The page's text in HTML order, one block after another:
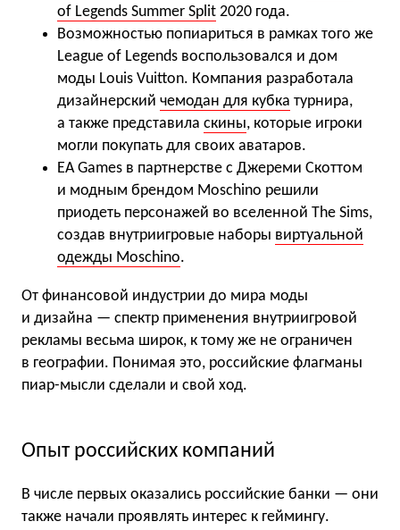
of Legends Summer Split 2020 года.
Возможностью попиариться в рамках того же
League of Legends воспользовался и дом
моды Louis Vuitton. Компания разработала
дизайнерский чемодан для кубка турнира,
а также представила скины, которые игроки
могли покупать для своих аватаров.
EA Games в партнерстве с Джереми Скоттом
и модным брендом Moschino решили
приодеть персонажей во вселенной The Sims,
создав внутриигровые наборы виртуальной
одежды Moschino.
От финансовой индустрии до мира моды
и дизайна — спектр применения внутриигровой
рекламы весьма широк, к тому же не ограничен
в географии. Понимая это, российские флагманы
пиар-мысли сделали и свой ход.
Опыт российских компаний
В числе первых оказались российские банки — они
также начали проявлять интерес к геймингу.